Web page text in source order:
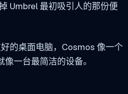
Umbrel 最初吸引人的那份便
的桌面电脑，Cosmos 像一个
一台最简洁的设备。